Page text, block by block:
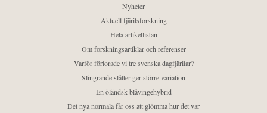
Nyheter
Aktuell fjärilsforskning
Hela artikellistan
Om forskningsartiklar och referenser
Varför förlorade vi tre svenska dagfjärilar?
Slingrande slåtter ger större variation
En öländsk blåvingehybrid
Det nya normala får oss att glömma hur det var